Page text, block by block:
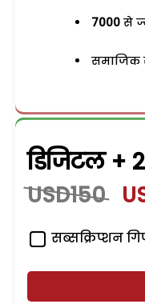
7000 से
समाजिक
डिजिटल +
USD150
सब्सक्रिप्शन